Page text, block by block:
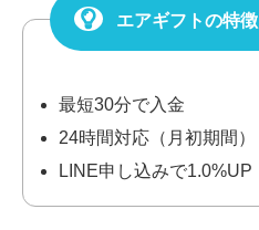
エアギフトの特徴
最短30分で入金
24時間対応（月初期間）
LINE申し込みで1.0%UP